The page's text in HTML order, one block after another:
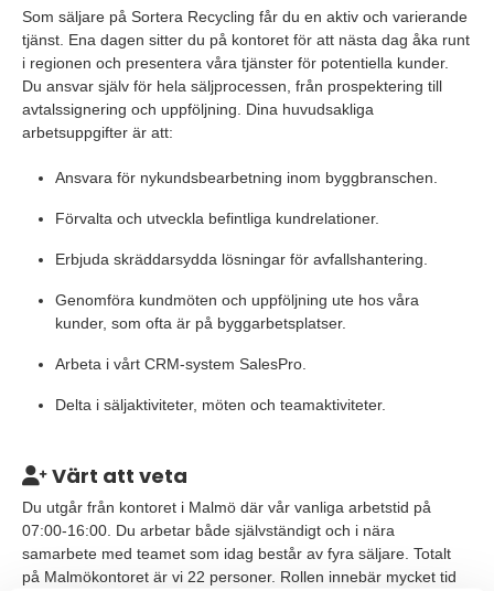
Som säljare på Sortera Recycling får du en aktiv och varierande
tjänst. Ena dagen sitter du på kontoret för att nästa dag åka runt
i regionen och presentera våra tjänster för potentiella kunder.
Du ansvar själv för hela säljprocessen, från prospektering till
avtalssignering och uppföljning. Dina huvudsakliga
arbetsuppgifter är att:
Ansvara för nykundsbearbetning inom byggbranschen.
Förvalta och utveckla befintliga kundrelationer.
Erbjuda skräddarsydda lösningar för avfallshantering.
Genomföra kundmöten och uppföljning ute hos våra
kunder, som ofta är på byggarbetsplatser.
Arbeta i vårt CRM-system SalesPro.
Delta i säljaktiviteter, möten och teamaktiviteter.
Värt att veta
Du utgår från kontoret i Malmö där vår vanliga arbetstid på
07:00-16:00. Du arbetar både självständigt och i nära
samarbete med teamet som idag består av fyra säljare. Totalt
på Malmökontoret är vi 22 personer. Rollen innebär mycket tid